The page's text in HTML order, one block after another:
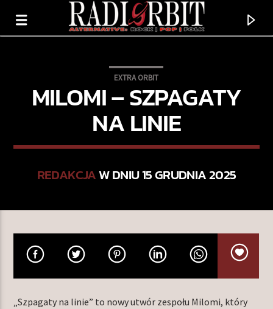
MARZENIA
OVERTHINK
EXTRA ORBIT
MILOMI – SZPAGATY
NA LINIE
REDAKCJAW DNIU 15 GRUDNIA 2025
„Szpagaty na linie” to nowy utwór zespołu Milomi, który